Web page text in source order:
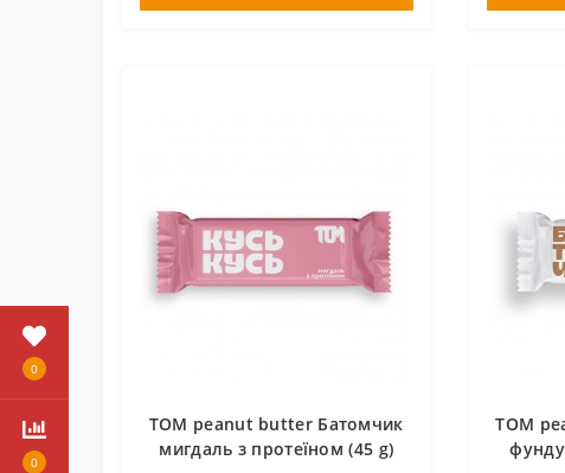
0
0
TOM peanut butter Батомчик
мигдаль з протеїном (45 g)
TOM